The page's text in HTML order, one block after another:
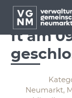
Menü überspringen
Menü überspringen
ft am
Neumarkt,